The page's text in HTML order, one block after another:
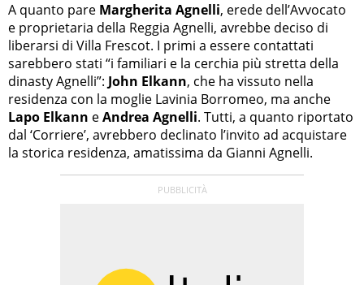
A quanto pare Margherita Agnelli, erede dell’Avvocato
e proprietaria della Reggia Agnelli, avrebbe deciso di
liberarsi di Villa Frescot. I primi a essere contattati
sarebbero stati “i familiari e la cerchia più stretta della
dinasty Agnelli”: John Elkann, che ha vissuto nella
residenza con la moglie Lavinia Borromeo, ma anche
Lapo Elkann eAndrea Agnelli. Tutti, a quanto riportato
dal ‘Corriere’, avrebbero declinato l’invito ad acquistare
la storica residenza, amatissima da Gianni Agnelli.